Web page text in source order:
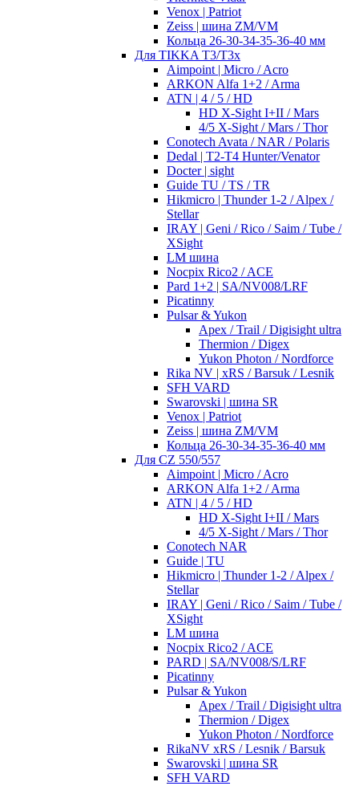
Venox | Patriot
Zeiss | шина ZM/VM
Кольца 26-30-34-35-36-40 мм
Для TIKKA T3/T3x
Aimpoint | Micro / Acro
ARKON Alfa 1+2 / Arma
ATN | 4 / 5 / HD
HD X-Sight I+II / Mars
4/5 X-Sight / Mars / Thor
Conotech Avata / NAR / Polaris
Dedal | T2-T4 Hunter/Venator
Docter | sight
Guide TU / TS / TR
Hikmicro | Thunder 1-2 / Alpex /
Stellar
IRAY | Geni / Rico / Saim / Tube /
XSight
LM шина
Nocpix Rico2 / ACE
Pard 1+2 | SA/NV008/LRF
Picatinny
Pulsar & Yukon
Apex / Trail / Digisight ultra
Thermion / Digex
Yukon Photon / Nordforce
Rika NV | xRS / Barsuk / Lesnik
SFH VARD
Swarovski | шина SR
Venox | Patriot
Zeiss | шина ZM/VM
Кольца 26-30-34-35-36-40 мм
Для CZ 550/557
Aimpoint | Micro / Acro
ARKON Alfa 1+2 / Arma
ATN | 4 / 5 / HD
HD X-Sight I+II / Mars
4/5 X-Sight / Mars / Thor
Conotech NAR
Guide | TU
Hikmicro | Thunder 1-2 / Alpex /
Stellar
IRAY | Geni / Rico / Saim / Tube /
XSight
LM шина
Nocpix Rico2 / ACE
PARD | SA/NV008/S/LRF
Picatinny
Pulsar & Yukon
Apex / Trail / Digisight ultra
Thermion / Digex
Yukon Photon / Nordforce
RikaNV xRS / Lesnik / Barsuk
Swarovski | шина SR
SFH VARD